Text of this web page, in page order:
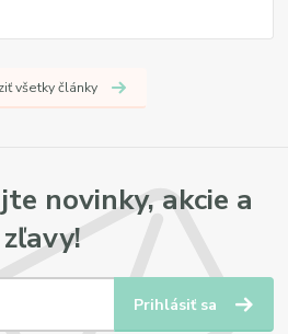
všetky články
novinky, akcie a
zľavy!
Prihlásiť sa